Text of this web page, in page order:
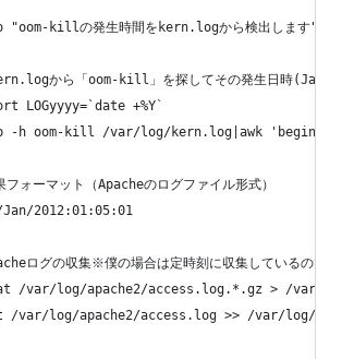
"oom-killの発生時間をkern.logから検出します"
から「oom-kill」を探してその発生日時(Jan
LOGyyyy=`date +%Y`
-h oom-kill /var/log/kern.log|awk
フォーマット（Apacheのログファイル形式）
Jan/2012:01:05:01
ログの収集※僕の場合は定時刻に収集しているので
/var/log/apache2/access.log.*.gz > /var/
/var/log/apache2/access.log >> /var/log/